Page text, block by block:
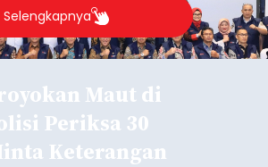
Selengkapnya
Maut di
Periksa 30
Keterangan